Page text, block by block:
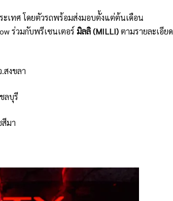
เทศ โดยตัวรถพร้อมส่งมอบตั้งแต่ต้นเดือน
ร่วมกับพรีเซนเตอร์ มิลลิ (MILLI)ตามรายละเอียด
สงขลา
ลบุรี
มา